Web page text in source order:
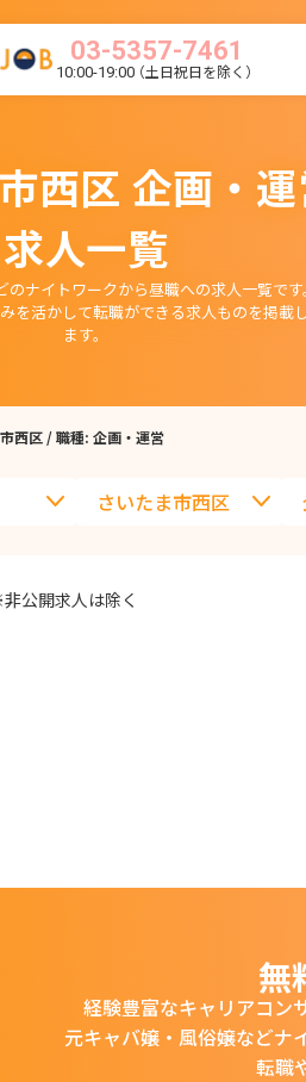
03-5357-7461
10:00-19:00（土日祝日を除く）
西区 企画・
求人一覧
ナイトワークから昼職への求人一覧です。
を活かして転職ができる求人ものを掲載
ます。
西区 / 職種: 企画・運営
公開求人は除く
無
経験豊富なキャリアコン
元キャバ嬢・風俗嬢などナ
転職